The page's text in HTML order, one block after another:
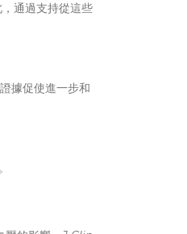
通過支持從這些
據促使進一步和